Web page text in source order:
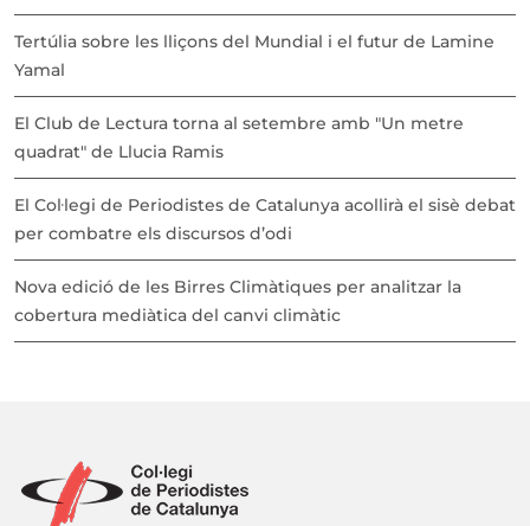
Tertúlia sobre les lliçons del Mundial i el futur de Lamine
Yamal
El Club de Lectura torna al setembre amb "Un metre
quadrat" de Llucia Ramis
El Col·legi de Periodistes de Catalunya acollirà el sisè debat
per combatre els discursos d’odi
Nova edició de les Birres Climàtiques per analitzar la
cobertura mediàtica del canvi climàtic